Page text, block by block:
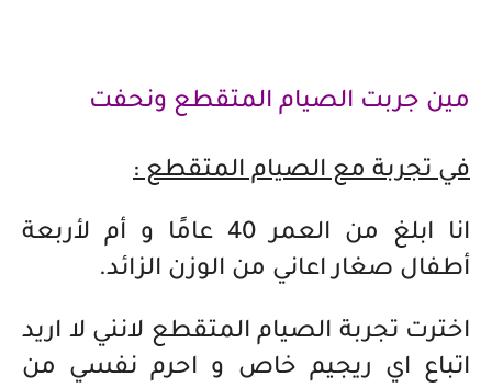
مين جربت الصيام المتقطع ونحفت
في تجربة مع الصيام المتقطع :
انا ابلغ من العمر 40 عامًا و أم لأربعة
أطفال صغار اعاني من الوزن الزائد.
اخترت تجربة الصيام المتقطع لانني لا اريد
اتباع اي ريجيم خاص و احرم نفسي من